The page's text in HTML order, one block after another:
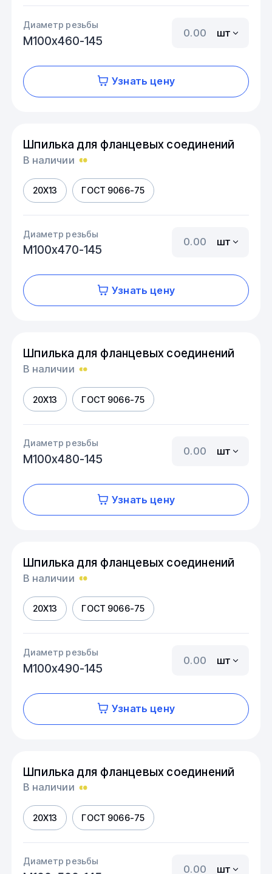
Диаметр резьбы
М100х460-145
шт
Узнать цену
Шпилька для фланцевых соединений
В наличии
20Х13 ГОСТ 9066-75
Диаметр резьбы
М100х470-145
шт
Узнать цену
Шпилька для фланцевых соединений
В наличии
20Х13 ГОСТ 9066-75
Диаметр резьбы
М100х480-145
шт
Узнать цену
Шпилька для фланцевых соединений
В наличии
20Х13 ГОСТ 9066-75
Диаметр резьбы
М100х490-145
шт
Узнать цену
Шпилька для фланцевых соединений
В наличии
20Х13 ГОСТ 9066-75
Диаметр резьбы
шт